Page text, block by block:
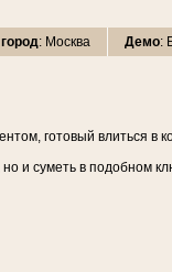
город: Москва Демо:
готовый влиться в
и суметь в подобном